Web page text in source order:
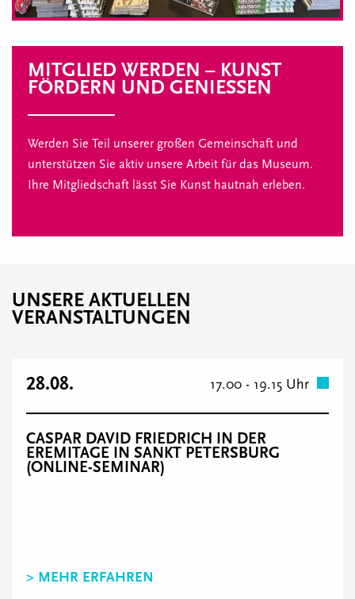
MITGLIED WERDEN – KUNST
FÖRDERN UND GENIESSEN
Werden Sie Teil unserer großen Gemeinschaft und
unterstützen Sie aktiv unsere Arbeit für das Museum.
Ihre Mitgliedschaft lässt Sie Kunst hautnah erleben.
UNSERE AKTUELLEN
VERANSTALTUNGEN
28.08. 17.00 - 19.15 Uhr
CASPAR DAVID FRIEDRICH IN DER
EREMITAGE IN SANKT PETERSBURG
(ONLINE-SEMINAR)
> MEHR ERFAHREN